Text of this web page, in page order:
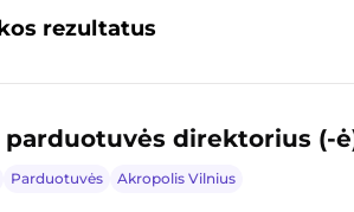
rezultatus
parduotuvės direktorius (-
Parduotuvės Akropolis Vilnius